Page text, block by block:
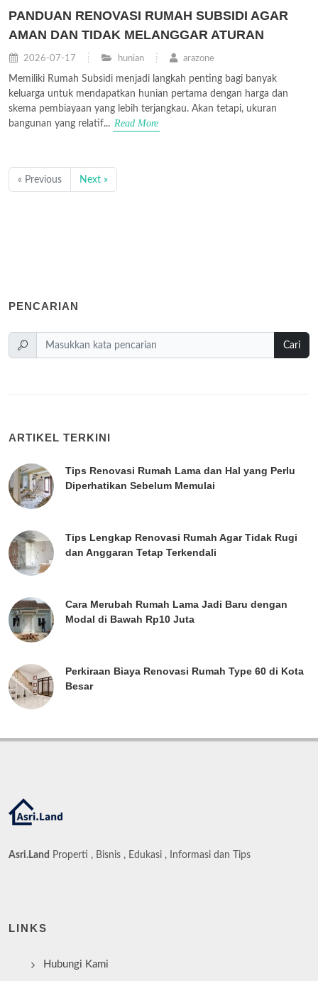
PANDUAN RENOVASI RUMAH SUBSIDI AGAR
AMAN DAN TIDAK MELANGGAR ATURAN
2026-07-17 hunian arazone
Memiliki Rumah Subsidi menjadi langkah penting bagi banyak
keluarga untuk mendapatkan hunian pertama dengan harga dan
skema pembiayaan yang lebih terjangkau. Akan tetapi, ukuran
bangunan yang relatif... Read More
« Previous Next »
PENCARIAN
Cari
ARTIKEL TERKINI
Tips Renovasi Rumah Lama dan Hal yang Perlu
Diperhatikan Sebelum Memulai
Tips Lengkap Renovasi Rumah Agar Tidak Rugi
dan Anggaran Tetap Terkendali
Cara Merubah Rumah Lama Jadi Baru dengan
Modal di Bawah Rp10 Juta
Perkiraan Biaya Renovasi Rumah Type 60 di Kota
Besar
Asri.Land Properti , Bisnis , Edukasi , Informasi dan Tips
LINKS
Hubungi Kami